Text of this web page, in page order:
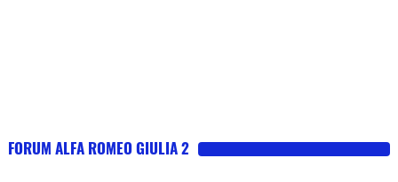
FORUM ALFA ROMEO GIULIA 2